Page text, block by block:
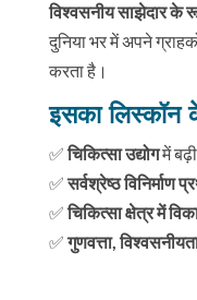
विश्वसनीय साझेदार के
दुनिया भर में अपने
करता है।
इसका लिस्कॉन
✅चिकित्सा उद्योगमें
✅सर्वश्रेष्ठ विनिर्माण
✅चिकित्सा क्षेत्र में
✅गुणवत्ता,